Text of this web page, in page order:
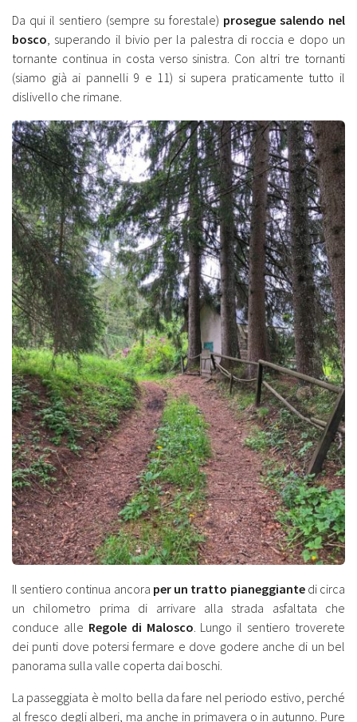
Da qui il sentiero (sempre su forestale) prosegue salendo nel
bosco , superando il bivio per la palestra di roccia e dopo un
tornante continua in costa verso sinistra. Con altri tre tornanti
(siamo già ai pannelli 9 e 11) si supera praticamente tutto il
dislivello che rimane.
Il sentiero continua ancora per un tratto pianeggiantedi circa
un chilometro prima di arrivare alla strada asfaltata che
conduce alle Regole di Malosco. Lungo il sentiero troverete
dei punti dove potersi fermare e dove godere anche di un bel
panorama sulla valle coperta dai boschi.
La passeggiata è molto bella da fare nel periodo estivo, perché
al fresco degli alberi, ma anche in primavera o in autunno. Pure